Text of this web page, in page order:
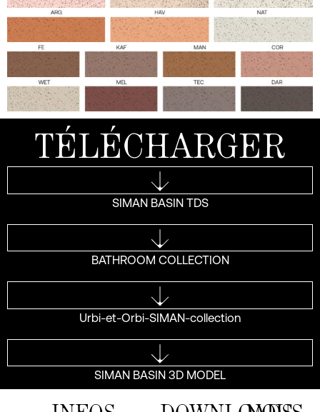
TÉLÉCHARGER
SIMAN BASIN TDS
BATHROOM COLLECTION
Urbi-et-Orbi-SIMAN-collection
SIMAN BASIN 3D MODEL